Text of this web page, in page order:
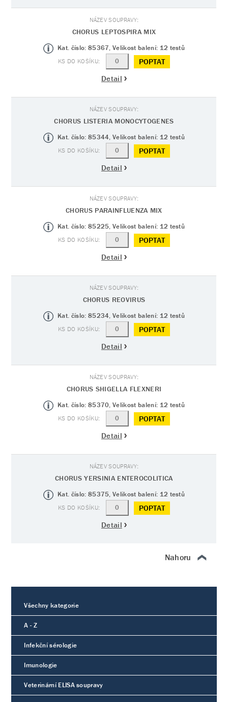
CHORUS LEPTOSPIRA MIX
Kat. číslo: 85367, Velikost balení: 12 testů
POPTAT
Detail
CHORUS LISTERIA MONOCYTOGENES
Kat. číslo: 85344, Velikost balení: 12 testů
POPTAT
Detail
CHORUS PARAINFLUENZA MIX
Kat. číslo: 85225, Velikost balení: 12 testů
POPTAT
Detail
CHORUS REOVIRUS
Kat. číslo: 85234, Velikost balení: 12 testů
POPTAT
Detail
CHORUS SHIGELLA FLEXNERI
Kat. číslo: 85370, Velikost balení: 12 testů
POPTAT
Detail
CHORUS YERSINIA ENTEROCOLITICA
Kat. číslo: 85375, Velikost balení: 12 testů
POPTAT
Detail
Nahoru
Všechny kategorie
A - Z
Infekční sérologie
Imunologie
Veterinární ELISA soupravy